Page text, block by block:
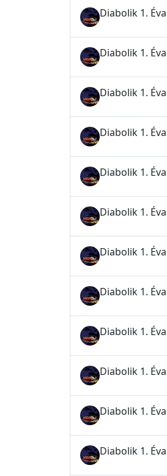
Diabolik 1.
Diabolik 1.
Diabolik 1.
Diabolik 1.
Diabolik 1.
Diabolik 1.
Diabolik 1.
Diabolik 1.
Diabolik 1.
Diabolik 1.
Diabolik 1.
Diabolik 1.